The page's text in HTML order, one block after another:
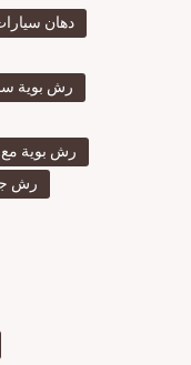
دهان
رش بوية
رش بوية
رش